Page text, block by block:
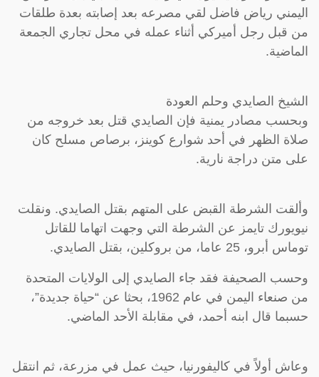
اليمني رياض فاضل لقي مصرعه بعد إصابته بعدة طلقات
من قبل رجل أميركي أثناء عمله في محل تجاري الجمعة
الماضية.
الشيخ الصايدي وحلم العودة
وبحسب مصادر يمنية فإن الصايدي قتل بعد خروجه من
صلاة الظهر في أحد شوارع كوينز، برصاص مسلح كان
على متن دراجة نارية.
وألقت الشرطة القبض على المتهم بقتل الصايدي. ونقلت
نيويورك تايمز عن الشرطة التي وجهت اتهاما للقاتل
توماس أبرو، 25 عاما، من بروكلين، بقتل الصايدي.
وحسب الصحيفة فقد جاء الصايدي إلى الولايات المتحدة
من صنعاء اليمن في عام 1962، بحثا عن “حياة جديدة”،
حسبما قال ابنه أحمد، في مقابلة الأحد الماضي.
وعاش أولاً في كاليفورنيا، حيث عمل في مزرعة، ثم انتقل